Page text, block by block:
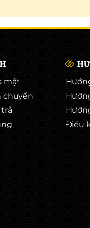
mật
chuyển
Điều